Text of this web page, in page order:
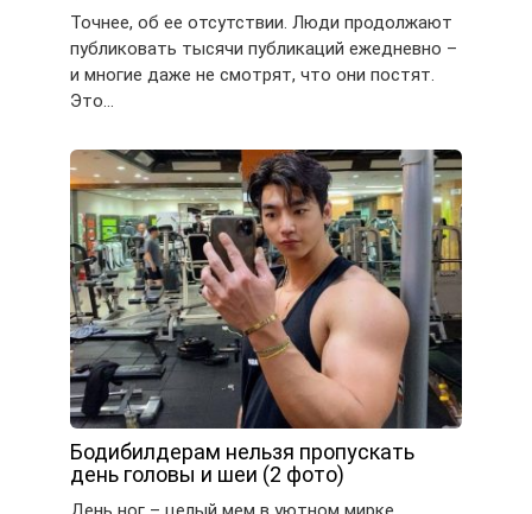
Точнее, об ее отсутствии. Люди продолжают
публиковать тысячи публикаций ежедневно –
и многие даже не смотрят, что они постят.
Это…
Бодибилдерам нельзя пропускать
день головы и шеи (2 фото)